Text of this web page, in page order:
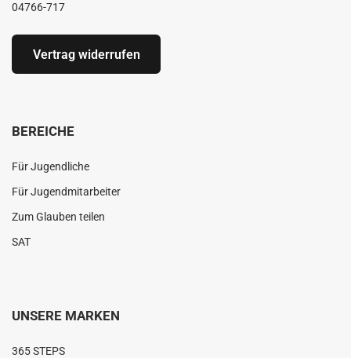
04766-717
Vertrag widerrufen
BEREICHE
Für Jugendliche
Für Jugendmitarbeiter
Zum Glauben teilen
SAT
UNSERE MARKEN
365 STEPS